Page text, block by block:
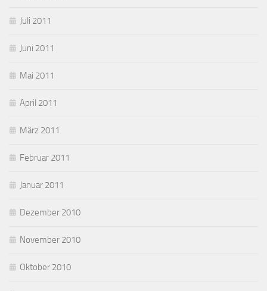
Juli 2011
Juni 2011
Mai 2011
April 2011
März 2011
Februar 2011
Januar 2011
Dezember 2010
November 2010
Oktober 2010